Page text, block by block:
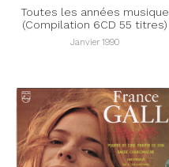
Toutes les années musique
(Compilation 6CD 55 titres)
Janvier 1990